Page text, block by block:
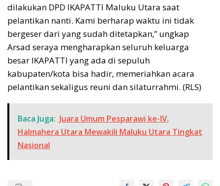
dilakukan DPD IKAPATTI Maluku Utara saat
pelantikan nanti. Kami berharap waktu ini tidak
bergeser dari yang sudah ditetapkan,” ungkap
Arsad seraya mengharapkan seluruh keluarga
besar IKAPATTI yang ada di sepuluh
kabupaten/kota bisa hadir, memeriahkan acara
pelantikan sekaligus reuni dan silaturrahmi. (RLS)
Baca Juga: Juara Umum Pesparawi ke-IV,
Halmahera Utara Mewakili Maluku Utara Tingkat
Nasional